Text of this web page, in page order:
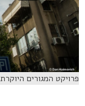
פרויקט המגורים